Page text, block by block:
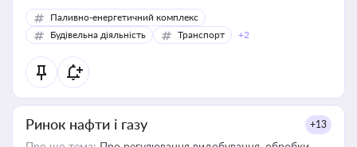
Паливно-енергетичний комплекс
Будівельна діяльність
Транспорт +2
Ринок нафти і газу +13